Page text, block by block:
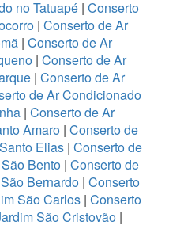
no Tatuapé| Conserto
| Conserto de Ar
| Conserto de Ar
| Conserto de Ar
| Conserto de Ar
de Ar Condicionado
| Conserto de Ar
Amaro | Conserto de
Elias| Conserto de
Bento | Conserto de
Bernardo | Conserto
São Carlos| Conserto
São Cristovão|